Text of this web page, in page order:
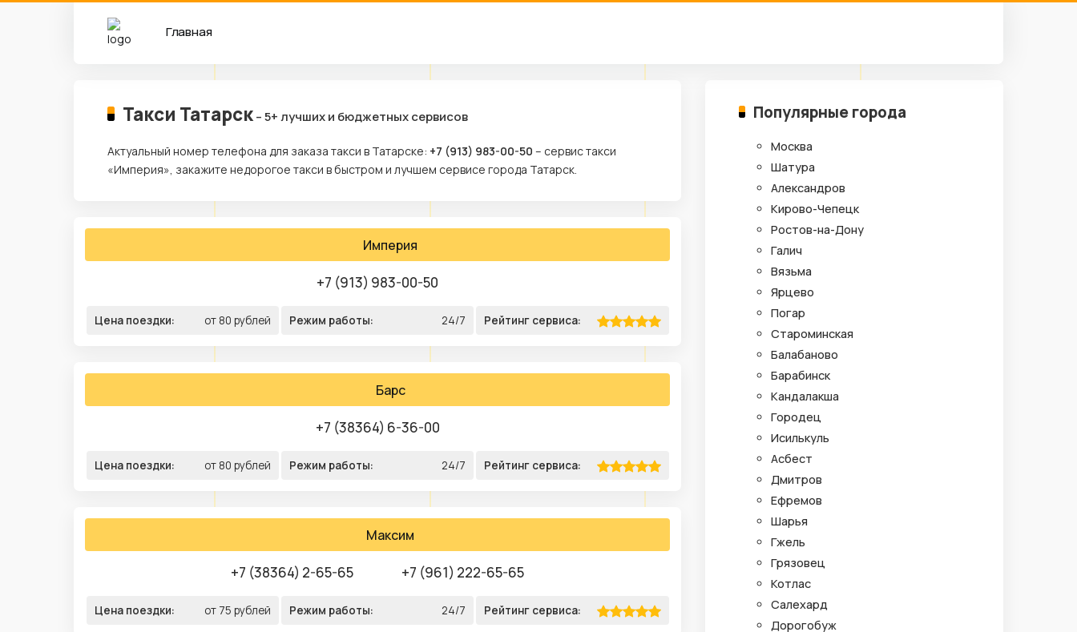
Главная
Такси Татарск– 5+ лучших и бюджетных сервисов
Актуальный номер телефона для заказа такси в Татарске: +7 (913) 983-00-50 – сервис такси
«Империя», закажите недорогое такси в быстром и лучшем сервисе города Татарск.
Империя
+7 (913) 983-00-50
Цена поездки: от 80 рублей Режим работы: 24/7 Рейтинг сервиса:
Барс
+7 (38364) 6-36-00
Цена поездки: от 80 рублей Режим работы: 24/7 Рейтинг сервиса:
Максим
+7 (38364) 2-65-65 +7 (961) 222-65-65
Цена поездки: от 75 рублей Режим работы: 24/7 Рейтинг сервиса:
Популярные города
Москва
Шатура
Александров
Кирово-Чепецк
Ростов-на-Дону
Галич
Вязьма
Ярцево
Погар
Староминская
Балабаново
Барабинск
Кандалакша
Городец
Исилькуль
Асбест
Дмитров
Ефремов
Шарья
Гжель
Грязовец
Котлас
Салехард
Дорогобуж